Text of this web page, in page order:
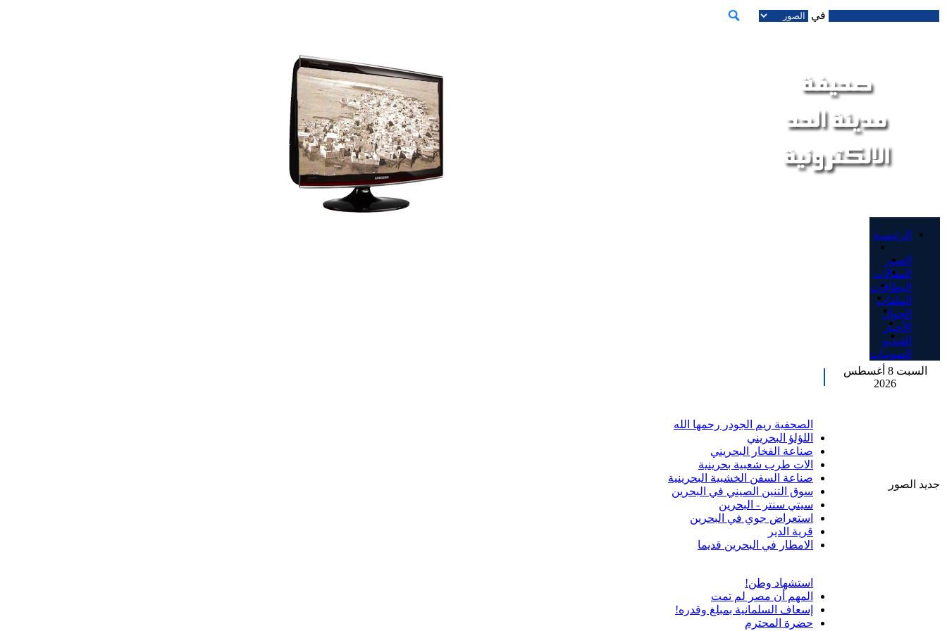
في
الرئيسية
الصور
المقالات
البطاقات
الملفات
الجوال
الأخبار
الفيديو
الصوتيات
السبت 8 أغسطس
2026
جديد الصور
الصحفية ريم الجودر رحمها الله
اللؤلؤ البحريني
صناعة الفخار البحريني
الات طرب شعبية بحرينية
صناعة السفن الخشبية البحرينية
سوق التنين الصيني في البحرين
سيتي سنتر - البحرين
استعراض جوي في البحرين
قرية الدير
الامطار في البحرين قديما
استشهاد وطن!
المهم أن مصر لم تمت
إسعاف السلمانية بمبلغ وقدره!
حضرة المحترم